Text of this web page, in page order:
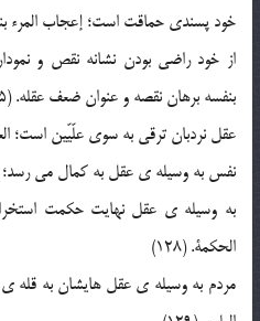
خود پسندي حماقت است؛ إعجاب المرء
از خود راضي بودن نشانه نقص و
بنفسه برهان نقصه و عنوان ضعف عقله. (125)
عقل نردبان ترقي به سوي علّيّين است؛
نفس به وسيله ي عقل به کمال مي رسد؛
به وسيله ي عقل نهايت حکمت
الحکمة. (128)
مردم به وسيله ي عقل هايشان به قله ي